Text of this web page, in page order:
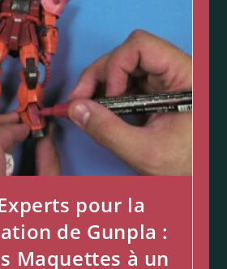
pour la
de Gunpla :
Maquettes à un